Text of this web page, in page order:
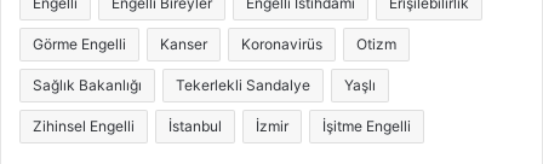
Görme Engelli Kanser Koronavirüs Otizm
Sağlık Bakanlığı Tekerlekli Sandalye Yaşlı
Zihinsel Engelli İstanbul İzmir İşitme Engelli